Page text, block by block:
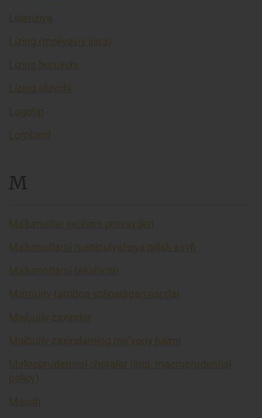
Lisenziya
Lizing (moliyaviy ijara)
Lizing beruvchi
Lizing oluvchi
Logotip
Lombard
M
Ma'lumotlar yechimi provayderi
Ma'lumotlarni manipulyatsiya qilish xavfi
Ma'lumotlarni tekshirish
Ma'muriy tartibga solinadigan narxlar
Majburiy zaxiralar
Majburiy zaxiralarning me’yoriy hajmi
Makroprudensial choralar (ingl. macroprudential
policy)
Maosh